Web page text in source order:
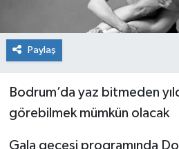
Paylaş
Bodrum’da yaz bitmeden
görebilmek mümkün olacak
Gala gecesi programında